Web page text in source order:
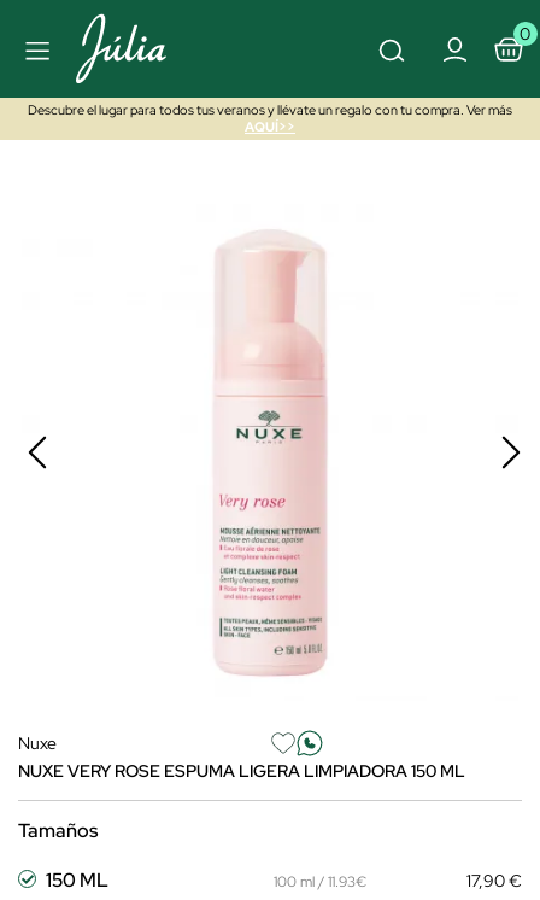
0
Descubre el lugar para todos tus veranos y llévate un regalo con tu compra. Ver más
AQUÍ>>
Nuxe
NUXE VERY ROSE ESPUMA LIGERA LIMPIADORA 150 ML
Tamaños
150 ML
100 ml / 11.93€ 17,90 €